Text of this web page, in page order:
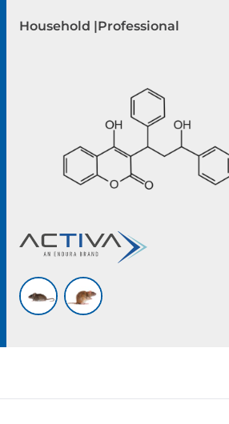
Household |Professional